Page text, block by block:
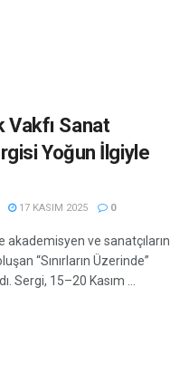
Vakfı Sanat
Yoğun İlgiyle
17 KASIM 2025 0
ve sanatçıların
“Sınırların Üzerinde”
Sergi, 15–20 Kasım ...